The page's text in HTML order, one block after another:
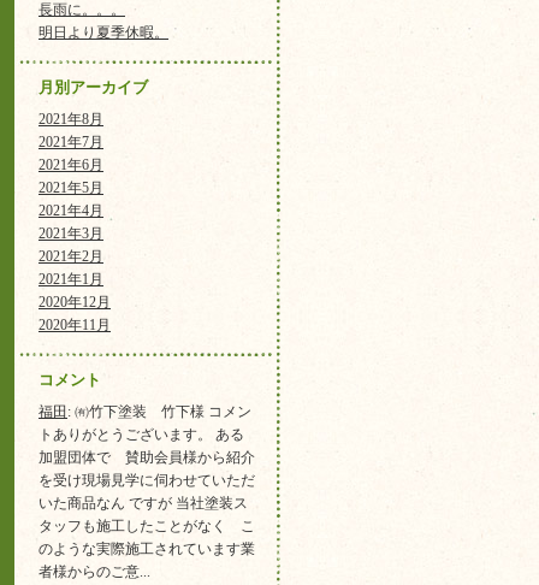
長雨に。。。
明日より夏季休暇。
月別アーカイブ
2021年8月
2021年7月
2021年6月
2021年5月
2021年4月
2021年3月
2021年2月
2021年1月
2020年12月
2020年11月
コメント
福田 : ㈲竹下塗装 竹下様 コメン
トありがとうございます。 ある
加盟団体で 賛助会員様から紹介
を受け現場見学に伺わせていただ
いた商品なん ですが 当社塗装ス
タッフも施工したことがなく こ
のような実際施工されています業
者様からのご意...